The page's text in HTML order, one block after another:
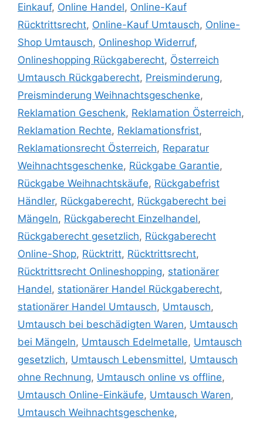
Einkauf, Online Handel, Online-Kauf
Rücktrittsrecht, Online-Kauf Umtausch, Online-
Shop Umtausch, Onlineshop Widerruf,
Onlineshopping Rückgaberecht, Österreich
Umtausch Rückgaberecht, Preisminderung,
Preisminderung Weihnachtsgeschenke,
Reklamation Geschenk, Reklamation Österreich,
Reklamation Rechte, Reklamationsfrist,
Reklamationsrecht Österreich, Reparatur
Weihnachtsgeschenke, Rückgabe Garantie,
Rückgabe Weihnachtskäufe, Rückgabefrist
Händler, Rückgaberecht, Rückgaberecht bei
Mängeln, Rückgaberecht Einzelhandel,
Rückgaberecht gesetzlich, Rückgaberecht
Online-Shop, Rücktritt, Rücktrittsrecht,
Rücktrittsrecht Onlineshopping, stationärer
Handel, stationärer Handel Rückgaberecht,
stationärer Handel Umtausch, Umtausch,
Umtausch bei beschädigten Waren, Umtausch
bei Mängeln, Umtausch Edelmetalle, Umtausch
gesetzlich, Umtausch Lebensmittel, Umtausch
ohne Rechnung, Umtausch online vs offline,
Umtausch Online-Einkäufe, Umtausch Waren,
Umtausch Weihnachtsgeschenke,